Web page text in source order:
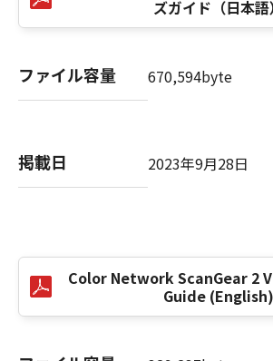
関また団体を意味します。もしお
用されます：The SOFTWARE is a
item," as that term is defined at
computer software
terms are used in 48 C.F.R. 12.212
the SOFTWARE with only those
forth herein. The manufacturer is
Inc./30-2, Shimomaruko 3-
本条項中で使用される"the
ズガイド（日本語）
ファイル容量 670,594byte
掲載日 2023年9月28日
Color Network ScanGear 2
Guide (English)